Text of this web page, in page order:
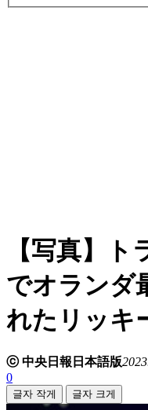
【写真】
でオランダ
れたリッキ
ⓒ 中央日報日本語版
0
글자 작게 글자 크게